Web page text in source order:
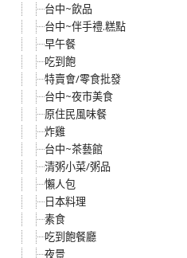
台中~飲品
台中~伴手禮.糕點
早午餐
吃到飽
特賣會/零食批發
台中~夜市美食
原住民風味餐
炸雞
台中~茶藝館
清粥小菜/粥品
懶人包
日本料理
素食
吃到飽餐廳
夜景